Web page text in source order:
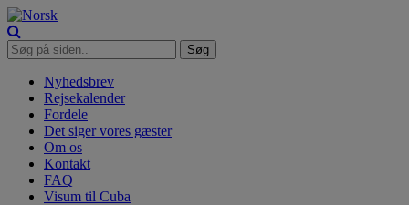
Nyhedsbrev
Rejsekalender
Fordele
Det siger vores gæster
Om os
Kontakt
FAQ
Visum til Cuba